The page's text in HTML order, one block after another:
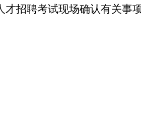
才招聘考试现场确认有关事